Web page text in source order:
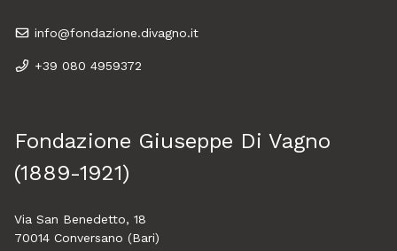
info@fondazione.divagno.it
+39 080 4959372
Fondazione Giuseppe Di Vagno
(1889-1921)
Via San Benedetto, 18
70014 Conversano (Bari)